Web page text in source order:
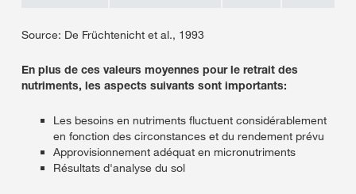
Source: De Früchtenicht et al., 1993
En plus de ces valeurs moyennes pour le retrait des
nutriments, les aspects suivants sont importants:
Les besoins en nutriments fluctuent considérablement
en fonction des circonstances et du rendement prévu
Approvisionnement adéquat en micronutriments
Résultats d'analyse du sol